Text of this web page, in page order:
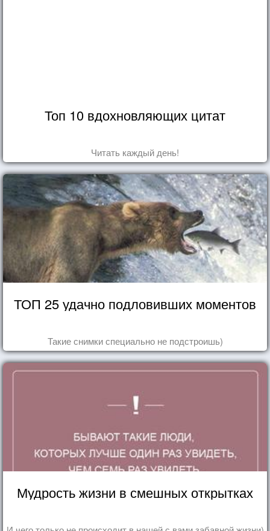
Топ 10 вдохновляющих цитат
Читать каждый день!
ТОП 25 удачно подловивших моментов
Такие снимки специально не подстроишь)
Мудрость жизни в смешных открытках